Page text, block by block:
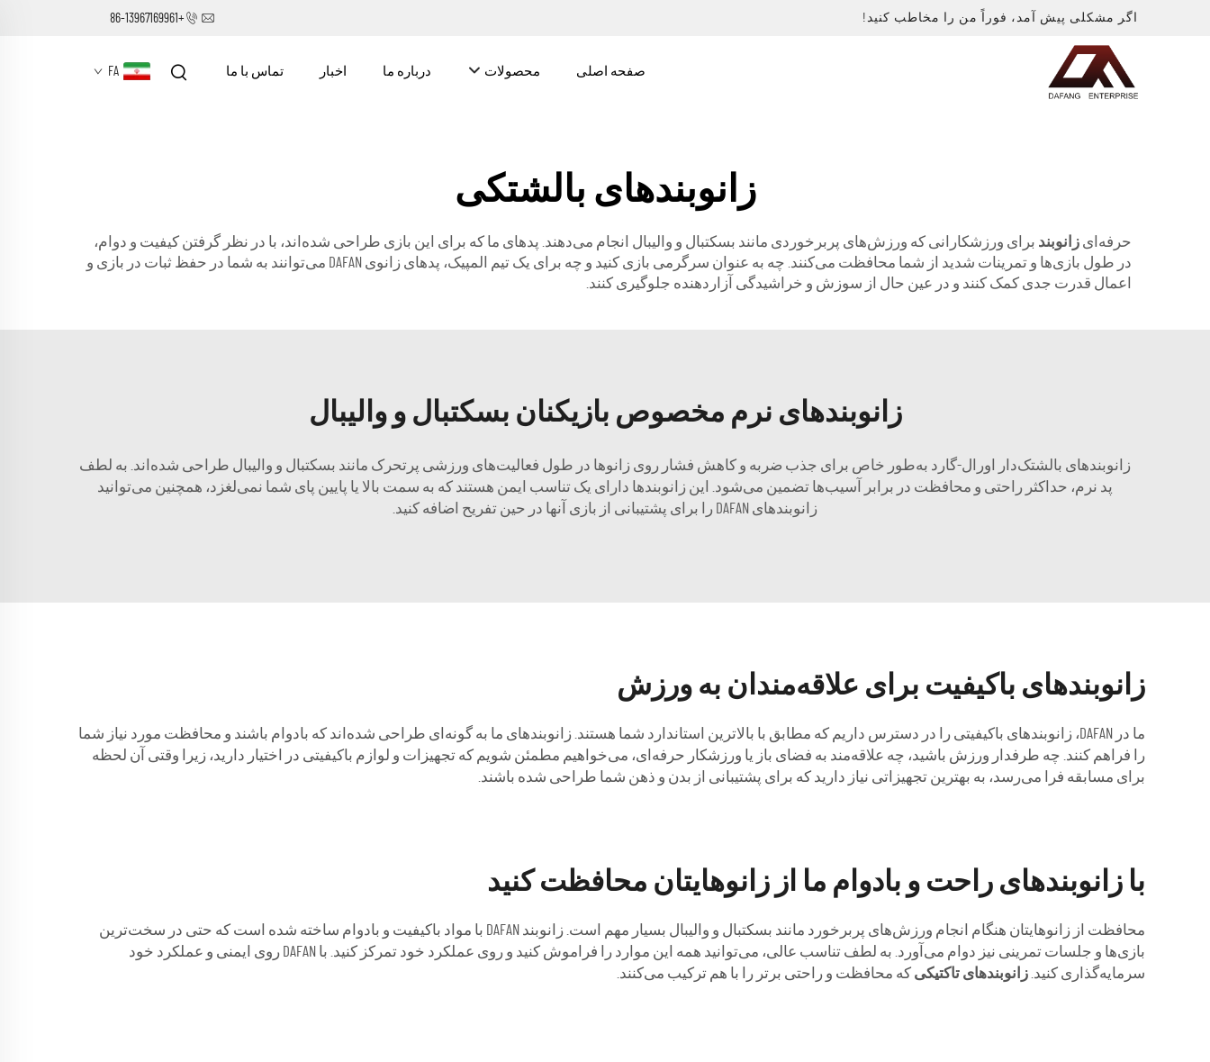
اگر مشکلی پیش آمد، فوراً من را مخاطب کنید! +86-13967169961
صفحه اصلی محصولات درباره ما اخبار تماس با ما FA
زانوبندهای بالشتکی
حرفه‌ای زانوبند برای ورزشکارانی که ورزش‌های پربرخوردی مانند بسکتبال و والیبال انجام می‌دهند. پدهای ما که برای این بازی طراحی شده‌اند، با در نظر گرفتن کیفیت و دوام،
در طول بازی‌ها و تمرینات شدید از شما محافظت می‌کنند. چه به عنوان سرگرمی بازی کنید و چه برای یک تیم المپیک، پدهای زانوی DAFAN می‌توانند به شما در حفظ ثبات در بازی و
اعمال قدرت جدی کمک کنند و در عین حال از سوزش و خراشیدگی آزاردهنده جلوگیری کنند.
زانوبندهای نرم مخصوص بازیکنان بسکتبال و والیبال
زانوبندهای بالشتک‌دار اورال-گارد به‌طور خاص برای جذب ضربه و کاهش فشار روی زانوها در طول فعالیت‌های ورزشی پرتحرک مانند بسکتبال و والیبال طراحی شده‌اند. به لطف
پد نرم، حداکثر راحتی و محافظت در برابر آسیب‌ها تضمین می‌شود. این زانوبندها دارای یک تناسب ایمن هستند که به سمت بالا یا پایین پای شما نمی‌لغزد، همچنین می‌توانید
زانوبندهای DAFAN را برای پشتیبانی از بازی آنها در حین تفریح اضافه کنید.
زانوبندهای باکیفیت برای علاقه‌مندان به ورزش
ما در DAFAN، زانوبندهای باکیفیتی را در دسترس داریم که مطابق با بالاترین استاندارد شما هستند. زانوبندهای ما به گونه‌ای طراحی شده‌اند که بادوام باشند و محافظت مورد نیاز شما
را فراهم کنند. چه طرفدار ورزش باشید، چه علاقه‌مند به فضای باز یا ورزشکار حرفه‌ای، می‌خواهیم مطمئن شویم که تجهیزات و لوازم باکیفیتی در اختیار دارید، زیرا وقتی آن لحظه
برای مسابقه فرا می‌رسد، به بهترین تجهیزاتی نیاز دارید که برای پشتیبانی از بدن و ذهن شما طراحی شده باشند.
با زانوبندهای راحت و بادوام ما از زانوهایتان محافظت کنید
محافظت از زانوهایتان هنگام انجام ورزش‌های پربرخورد مانند بسکتبال و والیبال بسیار مهم است. زانوبند DAFAN با مواد باکیفیت و بادوام ساخته شده است که حتی در سخت‌ترین
بازی‌ها و جلسات تمرینی نیز دوام می‌آورد. به لطف تناسب عالی، می‌توانید همه این موارد را فراموش کنید و روی عملکرد خود تمرکز کنید. با DAFAN روی ایمنی و عملکرد خود
سرمایه‌گذاری کنید. زانوبندهای تاکتیکی که محافظت و راحتی برتر را با هم ترکیب می‌کنند.